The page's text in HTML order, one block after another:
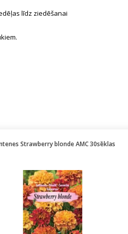
līdz ziedēšanai
Strawberry blonde AMC 30sēklas